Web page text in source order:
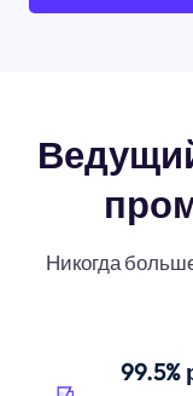
Никогда